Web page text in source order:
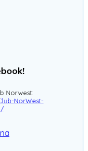
Norwest:
NorWest-